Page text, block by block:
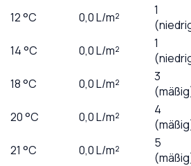
12°C 0,0L/m²
1
14°C 0,0L/m²
1
18°C 0,0L/m²
3
20°C 0,0L/m²
4
21 °C 0,0L/m²
5